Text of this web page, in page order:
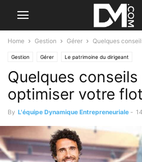
Home Gestion Gérer Quelques
Gestion Gérer Le patrimoine du dirigeant
Quelques
optimiser votre
By L'équipe Dynamique Entrepreneuriale -